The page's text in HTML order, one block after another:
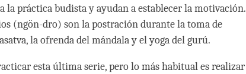
la práctica budista y ayudan a establecer la motivación.
(ngön-dro) son la postración durante la toma de
la ofrenda del mándala y el yoga del gurú.
esta última serie, pero lo más habitual es realizar